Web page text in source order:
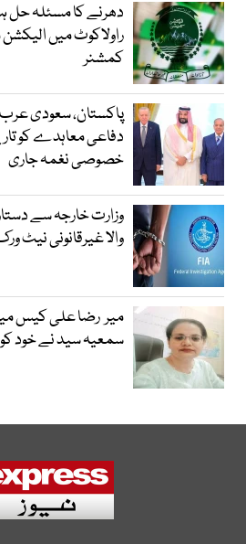
راولاکوٹ میں
کمشنر
پاکستان، سعودی عرب
دفاعی معاہدے کو
خصوصی نغمہ جاری
وزارت خارجہ سے
والا غیرقانونی نیٹ
میر رضا علی کیس
سمعیہ سید نے خود